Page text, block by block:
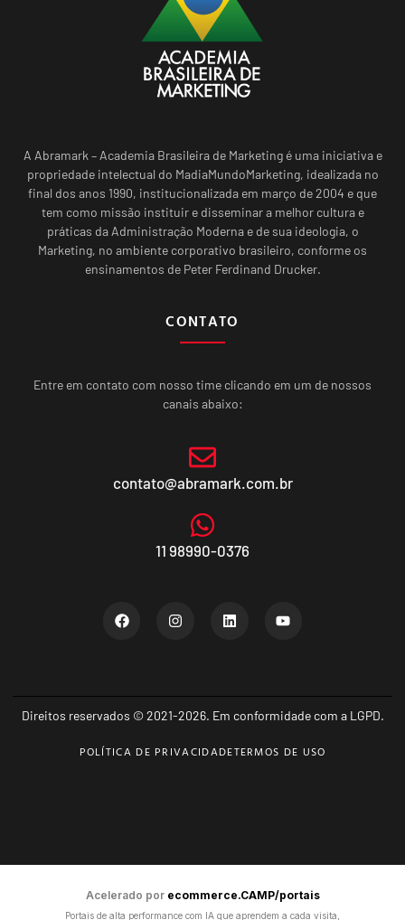
A Abramark – Academia Brasileira de Marketing é uma iniciativa e
propriedade intelectual do MadiaMundoMarketing, idealizada no
final dos anos 1990, institucionalizada em março de 2004 e que
tem como missão instituir e disseminar a melhor cultura e
práticas da Administração Moderna e de sua ideologia, o
Marketing, no ambiente corporativo brasileiro, conforme os
ensinamentos de Peter Ferdinand Drucker.
CONTATO
Entre em contato com nosso time clicando em um de nossos
canais abaixo:
contato@abramark.com.br
11 98990-0376
Direitos reservados © 2021-2026. Em conformidade com a LGPD.
POLÍTICA DE PRIVACIDADETERMOS DE USO
Acelerado por ecommerce.CAMP/portais
Portais de alta performance com IA que aprendem a cada visita,